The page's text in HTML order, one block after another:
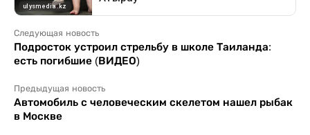
Следующая новость
Подросток устроил стрельбу в школе Таиланда:
есть погибшие (ВИДЕО)
Предыдущая новость
Автомобиль с человеческим скелетом нашел рыбак
в Москве